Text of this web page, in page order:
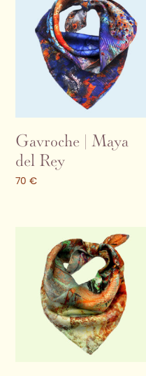
Gavroche | Maya
del Rey
70€